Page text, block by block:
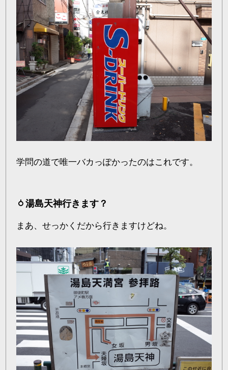
学問の道で唯一バカっぽかったのはこれです。
湯島天神行きます？
まあ、せっかくだから行きますけどね。